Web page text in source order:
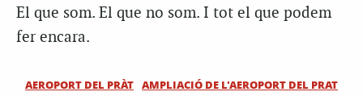
El que som. El que no som. I tot el que podem
fer encara.
AEROPORT DEL PRÀT AMPLIACIÓ DE L'AEROPORT DEL PRAT